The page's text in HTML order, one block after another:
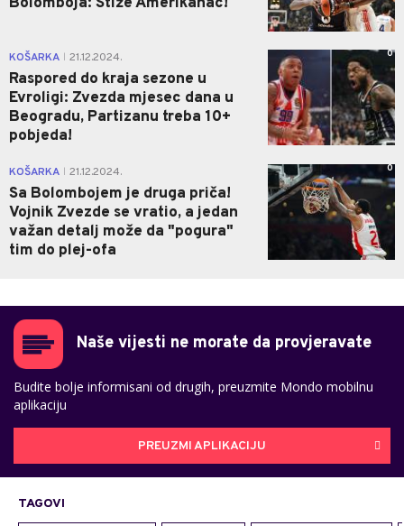
KOŠARKA 21.12.2024.
Raspored do kraja sezone u
Evroligi: Zvezda mjesec dana u
Beogradu, Partizanu treba 10+
pobjeda!
0
KOŠARKA 21.12.2024.
Sa Bolombojem je druga priča!
Vojnik Zvezde se vratio, a jedan
važan detalj može da "pogura"
tim do plej-ofa
0
Naše vijesti ne morate da provjeravate
Budite bolje informisani od drugih, preuzmite Mondo mobilnu
aplikaciju
PREUZMI APLIKACIJU
TAGOVI